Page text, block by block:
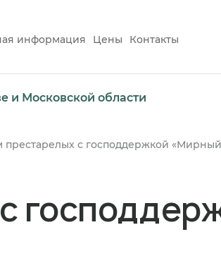
информация Цены Контакты
и Московской области
престарелых с господдержкой